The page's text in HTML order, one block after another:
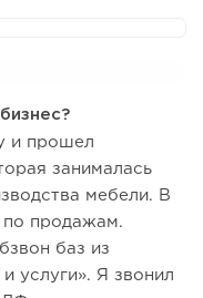
и прошел
занималась
мебели. В
по продажам.
баз из
услуги». Я звонил